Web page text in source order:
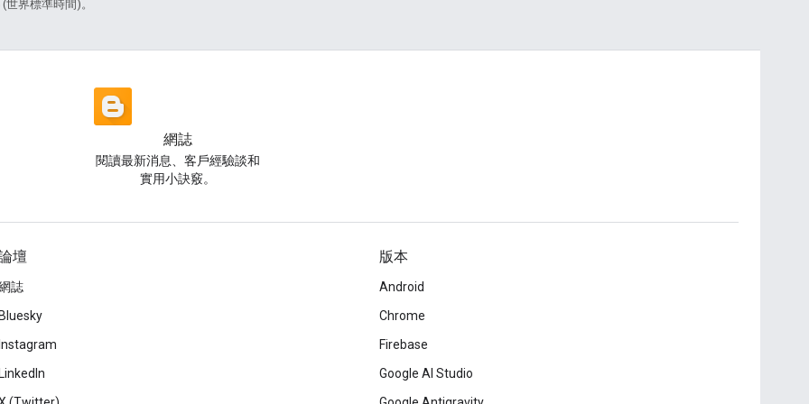
世界標準時間)。
網誌
閱讀最新消息、客戶經驗談和
實用小訣竅。
壇
誌
Bluesky
Instagram
LinkedIn
版本
Android
Chrome
Firebase
Google AI Studio